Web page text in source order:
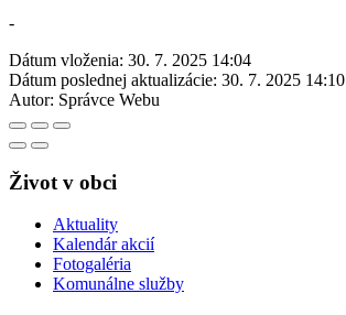
-
Dátum vloženia: 30. 7. 2025 14:04
Dátum poslednej aktualizácie: 30. 7. 2025 14:10
Autor: Správce Webu
Život v obci
Aktuality
Kalendár akcií
Fotogaléria
Komunálne služby